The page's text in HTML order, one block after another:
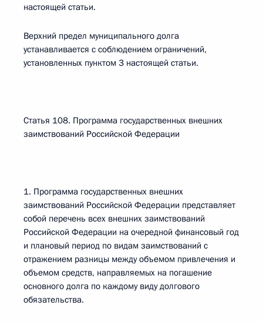
настоящей статьи.
Верхний предел муниципального долга
устанавливается с соблюдением ограничений,
установленных пунктом 3 настоящей статьи.
Статья 108. Программа государственных внешних
заимствований Российской Федерации
1. Программа государственных внешних
заимствований Российской Федерации представляет
собой перечень всех внешних заимствований
Российской Федерации на очередной финансовый год
и плановый период по видам заимствований с
отражением разницы между объемом привлечения и
объемом средств, направляемых на погашение
основного долга по каждому виду долгового
обязательства.